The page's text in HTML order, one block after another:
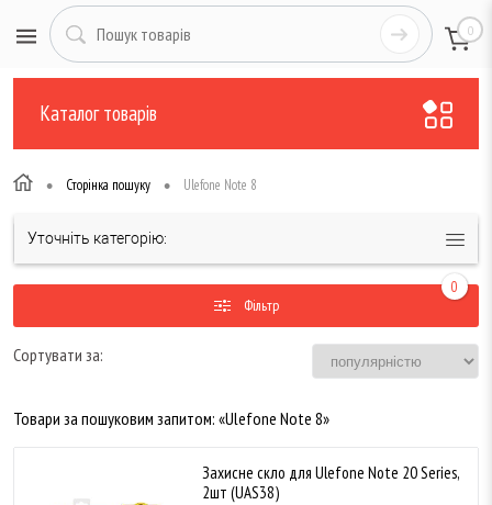
0
Каталог товарів
• Сторінка пошуку • Ulefone Note 8
Уточніть категорію:
Фільтр
0
Сортувати за:
Товари за пошуковим запитом: «Ulefone Note 8»
Захисне скло для Ulefone Note 20 Series,
2шт (UAS38)